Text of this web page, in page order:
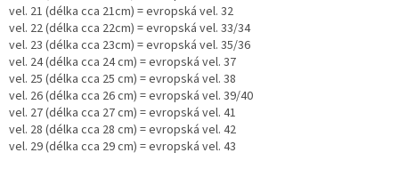
vel. 21 (délka cca 21cm) = evropská vel. 32
vel. 22 (délka cca 22cm) = evropská vel. 33/34
vel. 23 (délka cca 23cm) = evropská vel. 35/36
vel. 24 (délka cca 24 cm) = evropská vel. 37
vel. 25 (délka cca 25 cm) = evropská vel. 38
vel. 26 (délka cca 26 cm) = evropská vel. 39/40
vel. 27 (délka cca 27 cm) = evropská vel. 41
vel. 28 (délka cca 28 cm) = evropská vel. 42
vel. 29 (délka cca 29 cm) = evropská vel. 43